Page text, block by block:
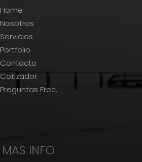
Home
Nosotros
Servicios
Portfolio
Contacto
Cotizador
Preguntas Frec.
MAS INFO